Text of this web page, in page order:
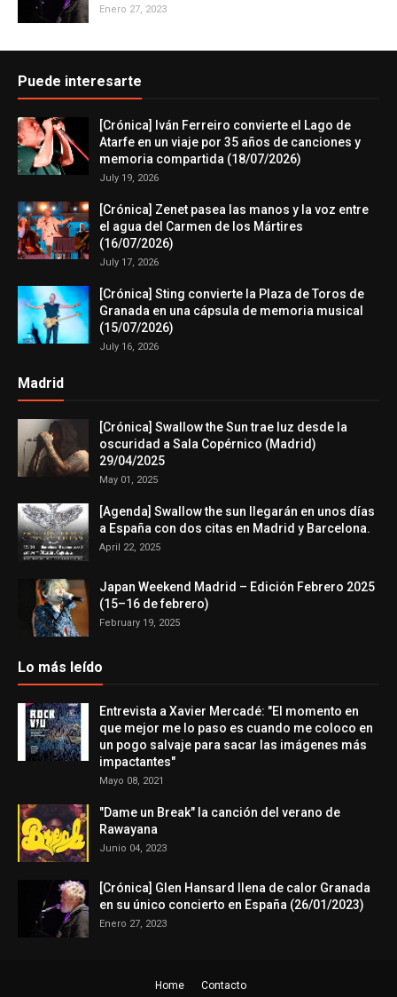
Enero 27, 2023
Puede interesarte
[Crónica] Iván Ferreiro convierte el Lago de
Atarfe en un viaje por 35 años de canciones y
memoria compartida (18/07/2026)
July 19, 2026
[Crónica] Zenet pasea las manos y la voz entre
el agua del Carmen de los Mártires
(16/07/2026)
July 17, 2026
[Crónica] Sting convierte la Plaza de Toros de
Granada en una cápsula de memoria musical
(15/07/2026)
July 16, 2026
Madrid
[Crónica] Swallow the Sun trae luz desde la
oscuridad a Sala Copérnico (Madrid)
29/04/2025
May 01, 2025
[Agenda] Swallow the sun llegarán en unos días
a España con dos citas en Madrid y Barcelona.
April 22, 2025
Japan Weekend Madrid – Edición Febrero 2025
(15–16 de febrero)
February 19, 2025
Lo más leído
Entrevista a Xavier Mercadé: "El momento en
que mejor me lo paso es cuando me coloco en
un pogo salvaje para sacar las imágenes más
impactantes"
Mayo 08, 2021
"Dame un Break" la canción del verano de
Rawayana
Junio 04, 2023
[Crónica] Glen Hansard llena de calor Granada
en su único concierto en España (26/01/2023)
Enero 27, 2023
Home Contacto